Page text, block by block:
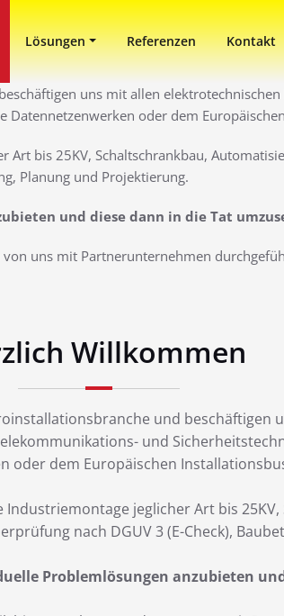
Lösungen Referenzen Kontakt
uns mit allen
oder dem
bis 25KV, Schaltschrankbau,
Planung und Projektierung.
und diese dann in die Tat
uns mit Partnerunternehmen
Willkommen
und beschäftigen
und
oder dem Europäischen
jeglicher Art bis
nach DGUV 3 (E-Check),
Problemlösungen anzubieten